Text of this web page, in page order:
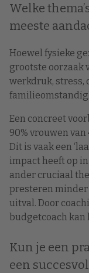
Welke
meeste
Hoewel fysieke
grootste oorzaak
werkdruk, stress,
Een concreet
90% vrouwen
Dit is vaak een
impact heeft op
ander cruciaal
presteren minder
uitval. Door
budgetcoach kan
Kun je een
een